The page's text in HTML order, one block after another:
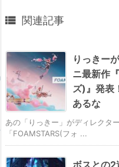
 関連記事
りっきー
ニ最新作
ズ)』発表
あるな
あの「りっきー」がディレクタ
「FOAMSTARS(フォ ...